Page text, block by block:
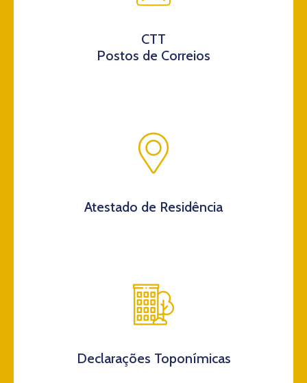
CTT
Postos de Correios
Atestado de Residência
Declarações Toponímicas